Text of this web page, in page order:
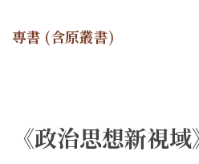
專書 (含原叢書)
《政治思想新視域